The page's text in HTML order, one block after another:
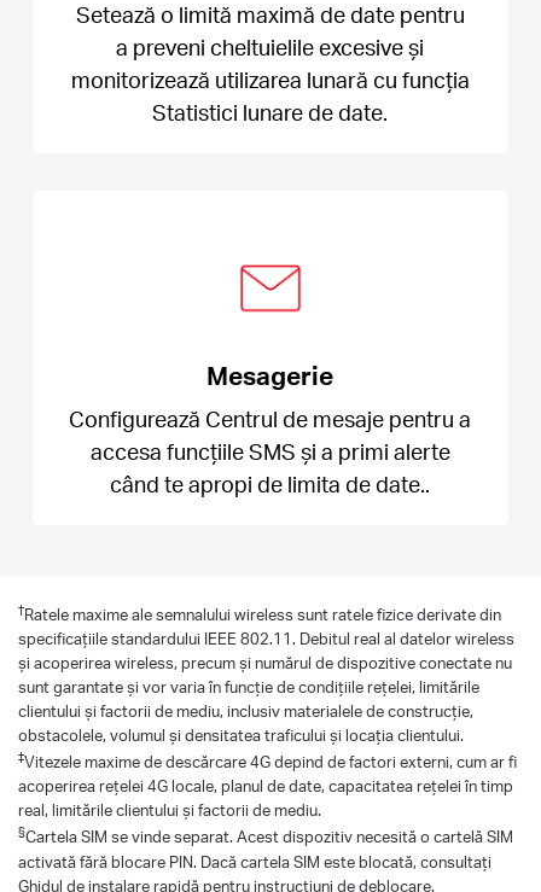
Setează o limită maximă de date pentru
a preveni cheltuielile excesive și
monitorizează utilizarea lunară cu funcția
Statistici lunare de date.
Mesagerie
Configurează Centrul de mesaje pentru a
accesa funcțiile SMS și a primi alerte
când te apropi de limita de date..
†Ratele maxime ale semnalului wireless sunt ratele fizice derivate din
specificațiile standardului IEEE 802.11. Debitul real al datelor wireless
și acoperirea wireless, precum și numărul de dispozitive conectate nu
sunt garantate și vor varia în funcție de condițiile rețelei, limitările
clientului și factorii de mediu, inclusiv materialele de construcție,
obstacolele, volumul și densitatea traficului și locația clientului.
‡Vitezele maxime de descărcare 4G depind de factori externi, cum ar fi
acoperirea rețelei 4G locale, planul de date, capacitatea rețelei în timp
real, limitările clientului și factorii de mediu.
§Cartela SIM se vinde separat. Acest dispozitiv necesită o cartelă SIM
activată fără blocare PIN. Dacă cartela SIM este blocată, consultați
Ghidul de instalare rapidă pentru instrucțiuni de deblocare.